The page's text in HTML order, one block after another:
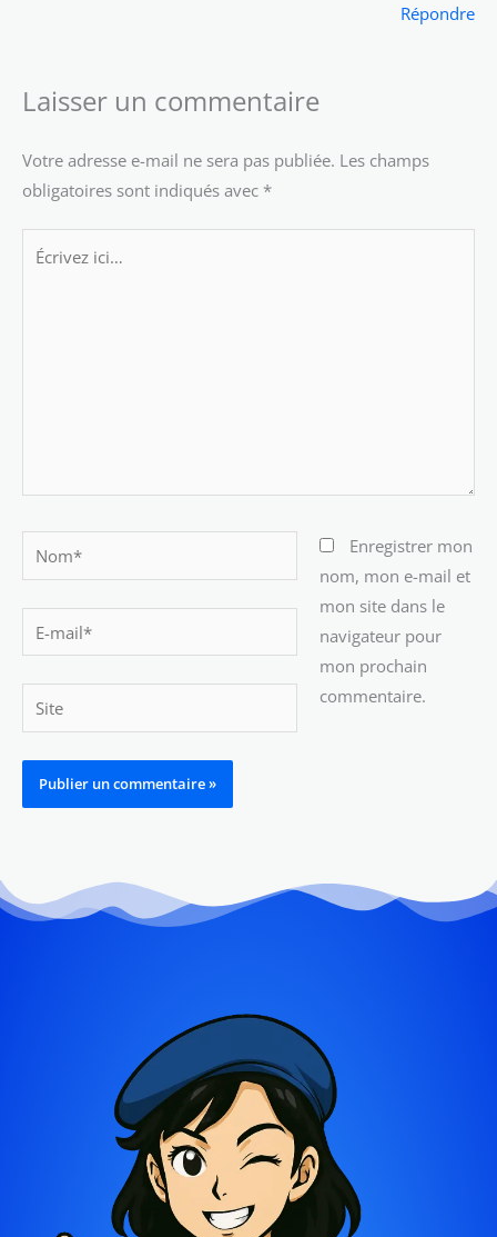
Répondre
Laisser un commentaire
Votre adresse e-mail ne sera pas publiée. Les champs
obligatoires sont indiqués avec *
Écrivez
Nom*
mail*
Site
Enregistrer mon
nom, mon e-mail et
mon site dans le
navigateur pour
mon prochain
commentaire.